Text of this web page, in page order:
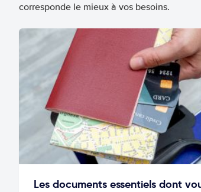
corresponde le mieux à vos besoins.
Les documents essentiels dont